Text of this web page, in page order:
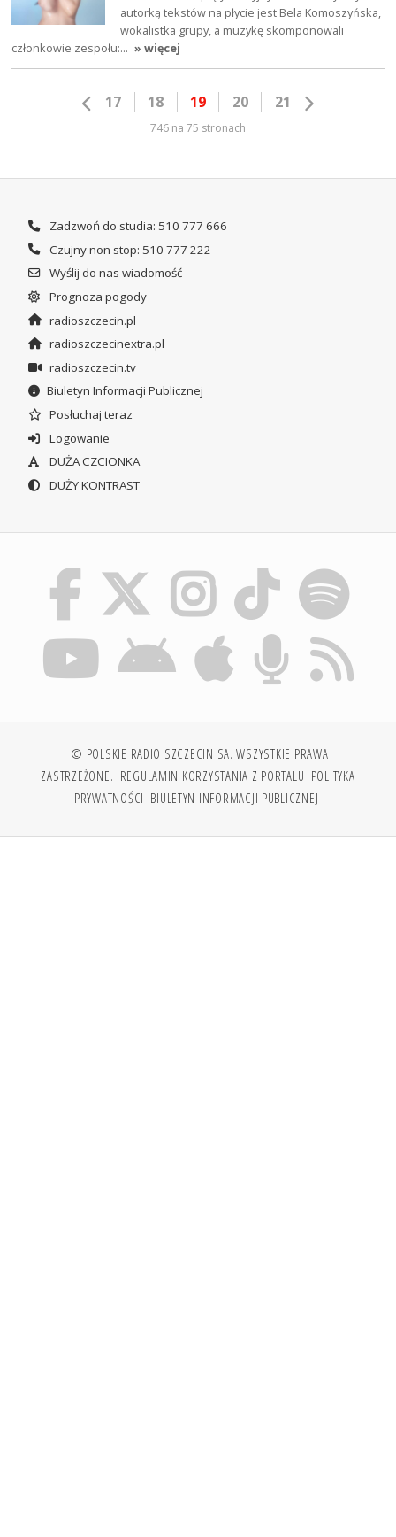
autorką tekstów na płycie jest Bela Komoszyńska,
wokalistka grupy, a muzykę skomponowali
członkowie zespołu:… » więcej
17 18 19 20 21
746 na 75 stronach
Zadzwoń do studia: 510 777 666
Czujny non stop: 510 777 222
Wyślij do nas wiadomość
Prognoza pogody
radioszczecin.pl
radioszczecinextra.pl
radioszczecin.tv
Biuletyn Informacji Publicznej
Posłuchaj teraz
Logowanie
DUŻA CZCIONKA
DUŻY KONTRAST
© POLSKIE RADIO SZCZECIN SA. WSZYSTKIE PRAWA
ZASTRZEŻONE. REGULAMIN KORZYSTANIA Z PORTALU POLITYKA
PRYWATNOŚCI BIULETYN INFORMACJI PUBLICZNEJ